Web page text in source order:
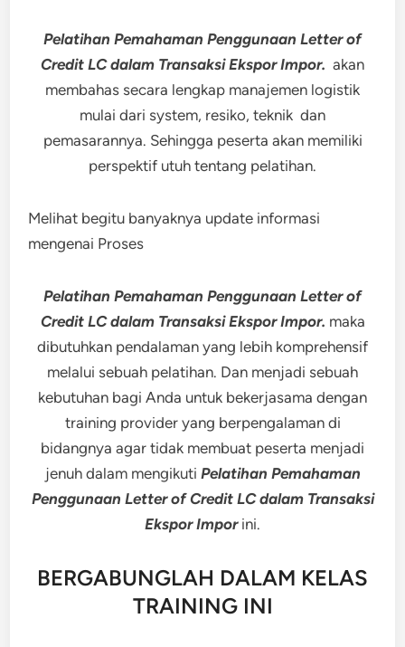
Pelatihan Pemahaman Penggunaan Letter of
Credit LC dalam Transaksi Ekspor Impor. akan
membahas secara lengkap manajemen logistik
mulai dari system, resiko, teknik dan
pemasarannya. Sehingga peserta akan memiliki
perspektif utuh tentang pelatihan.
Melihat begitu banyaknya update informasi
mengenai Proses
Pelatihan Pemahaman Penggunaan Letter of
Credit LC dalam Transaksi Ekspor Impor. maka
dibutuhkan pendalaman yang lebih komprehensif
melalui sebuah pelatihan. Dan menjadi sebuah
kebutuhan bagi Anda untuk bekerjasama dengan
training provider yang berpengalaman di
bidangnya agar tidak membuat peserta menjadi
jenuh dalam mengikuti Pelatihan Pemahaman
Penggunaan Letter of Credit LC dalam Transaksi
Ekspor Impor ini.
BERGABUNGLAH DALAM KELAS
TRAINING INI